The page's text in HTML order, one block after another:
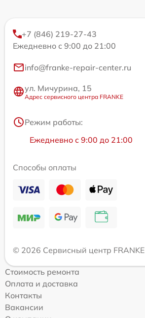
+7 (846) 219-27-43
Ежедневно с 9:00 до 21:00
info@franke-repair-center.ru
ул. Мичурина, 15
Адрес сервисного центра FRANKE
Режим работы:
Ежедневно с 9:00 до 21:00
Способы оплаты
© 2026 Сервисный центр FRANKE
Стоимость ремонта
Оплата и доставка
Контакты
Вакансии